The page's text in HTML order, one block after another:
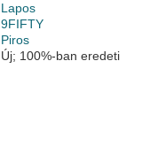
Lapos
9FIFTY
Piros
Új; 100%-ban eredeti